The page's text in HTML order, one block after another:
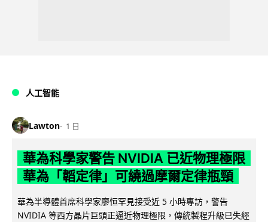
人工智能
Lawton 1 日
華為科學家警告 NVIDIA 已近物理極限
華為「韜定律」可繞過摩爾定律瓶頸
華為半導體首席科學家廖恒罕見接受近 5 小時專訪，警告
NVIDIA 等西方晶片巨頭正逼近物理極限，傳統製程升級已失經